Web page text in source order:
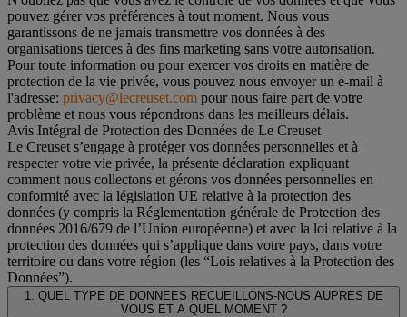
pouvez gérer vos préférences à tout moment. Nous vous
garantissons de ne jamais transmettre vos données à des
organisations tierces à des fins marketing sans votre autorisation.
Pour toute information ou pour exercer vos droits en matière de
protection de la vie privée, vous pouvez nous envoyer un e-mail à
l'adresse: privacy@lecreuset.com pour nous faire part de votre
problème et nous vous répondrons dans les meilleurs délais.
Avis Intégral de Protection des Données de Le Creuset
Le Creuset s’engage à protéger vos données personnelles et à
respecter votre vie privée, la présente déclaration expliquant
comment nous collectons et gérons vos données personnelles en
conformité avec la législation UE relative à la protection des
données (y compris la Réglementation générale de Protection des
données 2016/679 de l’Union européenne) et avec la loi relative à la
protection des données qui s’applique dans votre pays, dans votre
territoire ou dans votre région (les “Lois relatives à la Protection des
Données”).
1. QUEL TYPE DE DONNEES RECUEILLONS-NOUS AUPRES DE
VOUS ET A QUEL MOMENT ?